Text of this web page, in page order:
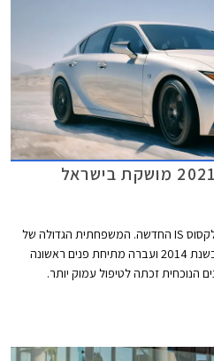
לקסוס ישראל מתחילה בשיווקה של לקסוס IS החדשה. המשפחתית הגדולה של
לקסוס כבר ותיקה למדי. היא הוצגה בשנת 2014 ועברה מתיחת פנים ראשונה
הנוכחית זכתה לטיפול עמוק יותר.
המפוצלות פינו את מקומן לפנסים
מעניק מראה יציב ורחב. הזנב מציג